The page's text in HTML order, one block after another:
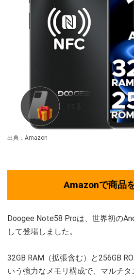
出典：Amazon
Amazonで商品
Doogee Note58 Proは、世界初の
して登場しました。
32GB RAM（拡張含む）と256GB
いう強力なメモリ構成で、マルチ